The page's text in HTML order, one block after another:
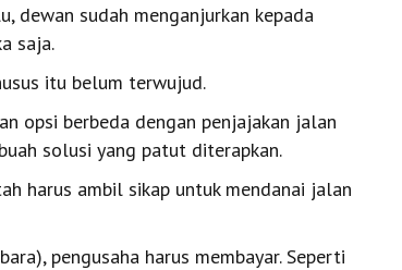
dewan sudah menganjurkan kepada
saja.
itu belum terwujud.
opsi berbeda dengan penjajakan jalan
solusi yang patut diterapkan.
harus ambil sikap untuk mendanai jalan
pengusaha harus membayar. Seperti